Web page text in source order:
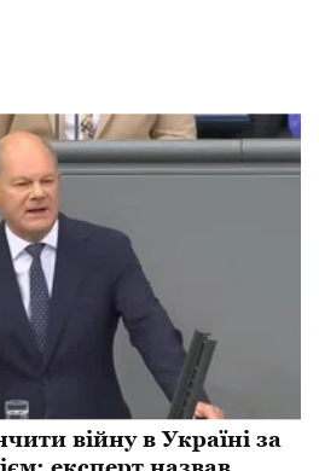
війну в Україні за